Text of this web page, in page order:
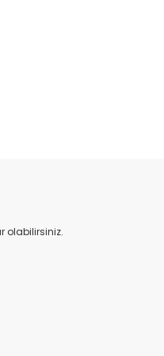
olabilirsiniz.